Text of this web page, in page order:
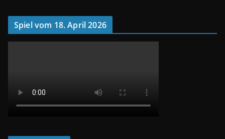
Spiel vom 18. April 2026